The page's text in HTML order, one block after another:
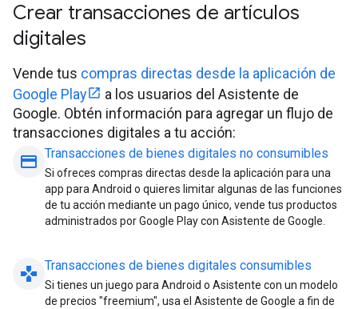
Crear transacciones de artículos
digitales
Vende tus compras directas desde la aplicación de
Google Play
a los usuarios del Asistente de
Google. Obtén información para agregar un flujo de
transacciones digitales a tu acción:
payment Transacciones de bienes digitales no consumibles
Si ofreces compras directas desde la aplicación para una
app para Android o quieres limitar algunas de las funciones
de tu acción mediante un pago único, vende tus productos
administrados por Google Play con Asistente de Google.
gamepad Transacciones de bienes digitales consumibles
Si tienes un juego para Android o Asistente con un modelo
de precios "freemium", usa el Asistente de Google a fin de